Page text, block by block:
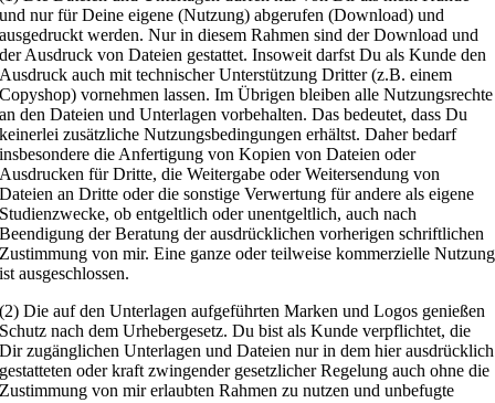
und nur für Deine eigene (Nutzung) abgerufen (Download) und
ausgedruckt werden. Nur in diesem Rahmen sind der Download und
der Ausdruck von Dateien gestattet. Insoweit darfst Du als Kunde den
Ausdruck auch mit technischer Unterstützung Dritter (z.B. einem
Copyshop) vornehmen lassen. Im Übrigen bleiben alle Nutzungsrechte
an den Dateien und Unterlagen vorbehalten. Das bedeutet, dass Du
keinerlei zusätzliche Nutzungsbedingungen erhältst. Daher bedarf
insbesondere die Anfertigung von Kopien von Dateien oder
Ausdrucken für Dritte, die Weitergabe oder Weitersendung von
Dateien an Dritte oder die sonstige Verwertung für andere als eigene
Studienzwecke, ob entgeltlich oder unentgeltlich, auch nach
Beendigung der Beratung der ausdrücklichen vorherigen schriftlichen
Zustimmung von mir. Eine ganze oder teilweise kommerzielle Nutzung
ist ausgeschlossen.
(2) Die auf den Unterlagen aufgeführten Marken und Logos genießen
Schutz nach dem Urhebergesetz. Du bist als Kunde verpflichtet, die
Dir zugänglichen Unterlagen und Dateien nur in dem hier ausdrücklich
gestatteten oder kraft zwingender gesetzlicher Regelung auch ohne die
Zustimmung von mir erlaubten Rahmen zu nutzen und unbefugte